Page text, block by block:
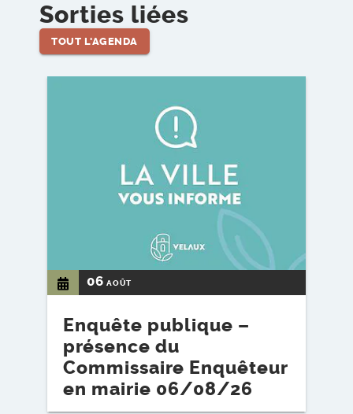
Sorties liées
TOUT L'AGENDA
06 AOÛT
Enquête publique –
présence du
Commissaire Enquêteur
en mairie 06/08/26